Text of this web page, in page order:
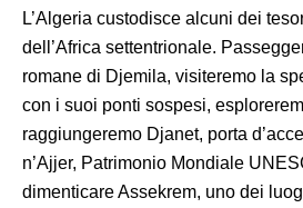
L’Algeria custodisce alcuni dei
dell’Africa settentrionale.
romane di Djemila, visiteremo la
con i suoi ponti sospesi,
raggiungeremo Djanet, porta
n’Ajjer, Patrimonio Mondiale
dimenticare Assekrem, uno dei